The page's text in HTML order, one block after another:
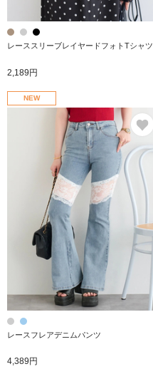
レーススリーブレイヤードフォトTシャツ
2,189円
NEW
レースフレアデニムパンツ
4,389円